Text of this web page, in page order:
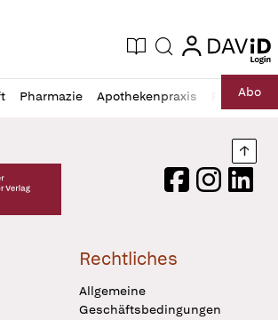
Zeitung
Aktuelle Ausgabe
Suche login
login
Pharmazie Apothekenpraxis RechtAbo
Verlag Logo
FacebookInstagram
Rechtliches
Allgemeine
Geschäftsbedingungen